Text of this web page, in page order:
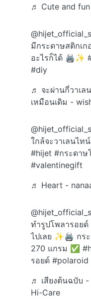
♬ Cute and
มีกระดาษสติกเก
อะไรก็ได้ 🖨️✨
#diy
♬ จะผ่านกี่วาเล
เหมือนเดิม -
ใกล้จะวาเลนไ
#hijet #กระดาษ
#valentinegift
♬ Heart -
ทำรูปโพลารอยด์
ไปเลย ✨🖨️ กร
270 แกรม ✅
รอยด์ #polaroid
♬ เสียงต้นฉบับ
Hi-Care